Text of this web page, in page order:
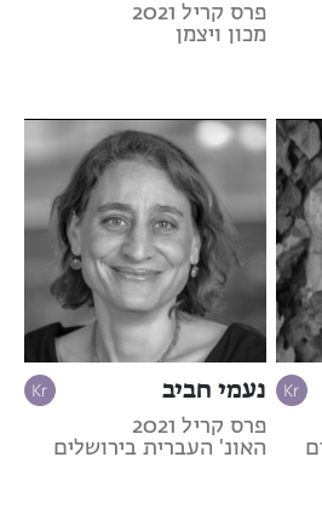
פרס קריל 2021
מכון ויצמן
נעמי חביב
פרס קריל 2021
האונ' העברית בירושלים